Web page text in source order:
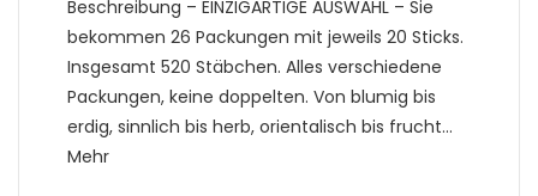
Beschreibung – EINZIGARTIGE AUSWAHL – Sie
bekommen 26 Packungen mit jeweils 20 Sticks.
Insgesamt 520 Stäbchen. Alles verschiedene
Packungen, keine doppelten. Von blumig bis
erdig, sinnlich bis herb, orientalisch bis frucht…
Mehr